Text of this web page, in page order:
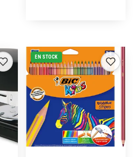
EN STOCK